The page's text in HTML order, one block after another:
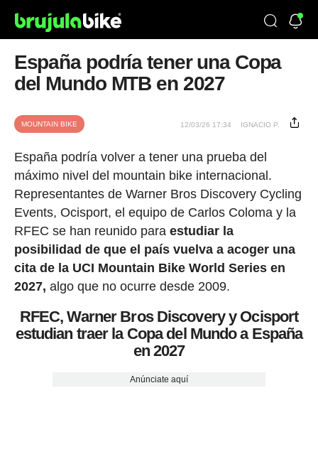
España podría tener una Copa
del Mundo MTB en 2027
MOUNTAIN BIKE 12/03/26 17:34 IGNACIO P.
España podría volver a tener una prueba del
máximo nivel del mountain bike internacional.
Representantes de Warner Bros Discovery Cycling
Events, Ocisport, el equipo de Carlos Coloma y la
RFEC se han reunido para estudiar la
posibilidad de que el país vuelva a acoger una
cita de la UCI Mountain Bike World Series en
2027, algo que no ocurre desde 2009.
RFEC, Warner Bros Discovery y Ocisport
estudian traer la Copa del Mundo a España
en 2027
Anúnciate aquí